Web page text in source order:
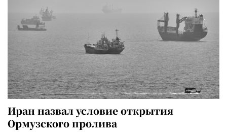
Иран назвал условие открытия
Ормузского пролива